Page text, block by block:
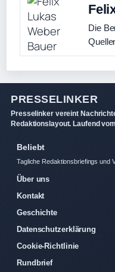
Die
PRESSELINKER
Presselinker vereint
Redaktionslayout. Laufend
Beliebt
Tagliche Redaktionsbriefings und
Über uns
Kontakt
Geschichte
Datenschutzerklärung
Cookie-Richtlinie
Rundbrief